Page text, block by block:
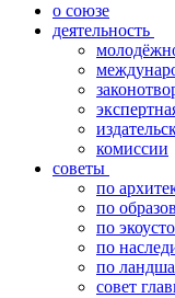
о союзе
деятельность
комиссии
советы
по
по
по
по
по
совет